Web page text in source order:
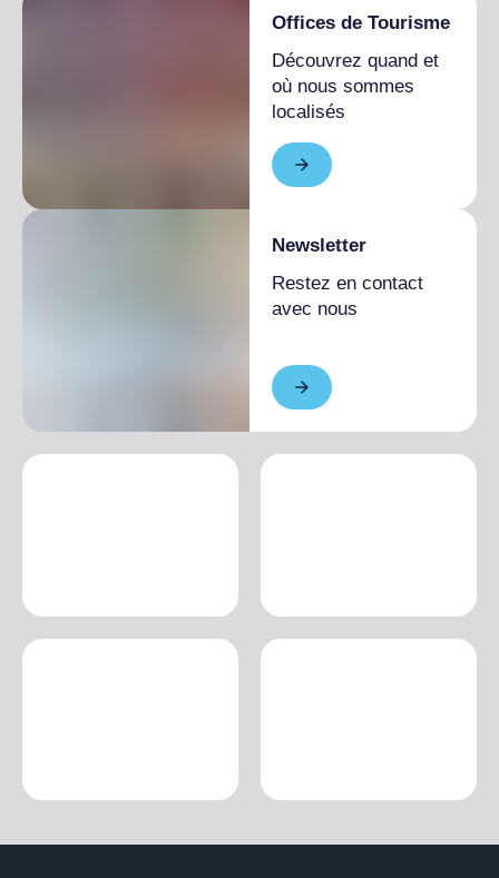
Offices de Tourisme
Découvrez quand et
où nous sommes
localisés
Newsletter
Restez en contact
avec nous